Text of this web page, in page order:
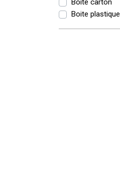
Boite carton
Boite plastique